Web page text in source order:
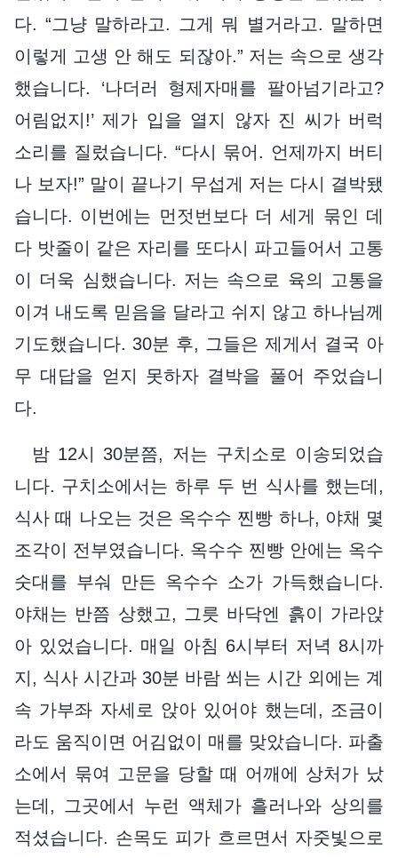
다. “그냥 말하라고. 그게 뭐 별거라고. 말하면
이렇게 고생 안 해도 되잖아.” 저는 속으로 생각
했습니다. ‘나더러 형제자매를 팔아넘기라고?
어림없지!’ 제가 입을 열지 않자 진 씨가 버럭
소리를 질렀습니다. “다시 묶어. 언제까지 버티
나 보자!” 말이 끝나기 무섭게 저는 다시 결박됐
습니다. 이번에는 먼젓번보다 더 세게 묶인 데
다 밧줄이 같은 자리를 또다시 파고들어서 고통
이 더욱 심했습니다. 저는 속으로 육의 고통을
이겨 내도록 믿음을 달라고 쉬지 않고 하나님께
기도했습니다. 30분 후, 그들은 제게서 결국 아
무 대답을 얻지 못하자 결박을 풀어 주었습니
다.
밤 12시 30분쯤, 저는 구치소로 이송되었습
니다. 구치소에서는 하루 두 번 식사를 했는데,
식사 때 나오는 것은 옥수수 찐빵 하나, 야채 몇
조각이 전부였습니다. 옥수수 찐빵 안에는 옥수
숫대를 부숴 만든 옥수수 소가 가득했습니다.
야채는 반쯤 상했고, 그릇 바닥엔 흙이 가라앉
아 있었습니다. 매일 아침 6시부터 저녁 8시까
지, 식사 시간과 30분 바람 쐬는 시간 외에는 계
속 가부좌 자세로 앉아 있어야 했는데, 조금이
라도 움직이면 어김없이 매를 맞았습니다. 파출
소에서 묶여 고문을 당할 때 어깨에 상처가 났
는데, 그곳에서 누런 액체가 흘러나와 상의를
적셨습니다. 손목도 피가 흐르면서 자줏빛으로